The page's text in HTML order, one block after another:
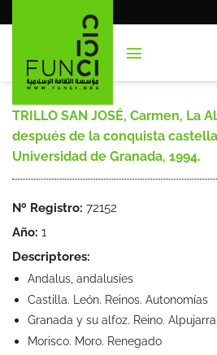
al
TRILLO SAN JOSÉ, Carmen, La
después de la conquista
Universidad de Granada, 1994.
Nº Registro: 72152
Año: 1
Descriptores:
Andalus, andalusíes
Castilla. León. Reinos. Autonomías
Granada y su alfoz. Reino.
Morisco. Moro. Renegado